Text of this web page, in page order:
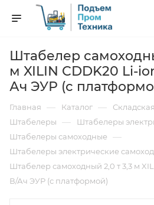
Штабелер
м XILIN CDDK20 Li-
Ач ЭУР (с
Главная — Каталог —
Штабелеры — Штабелеры
Штабелеры самоходные —
Штабелеры электрические
Штабелер самоходный 2,0 т 3,3 м
В/Ач ЭУР (с платформой)